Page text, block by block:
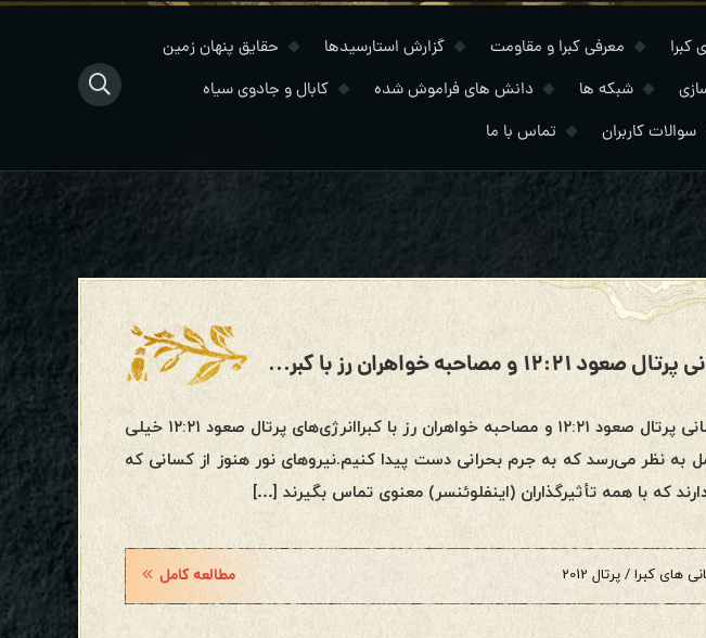
معرفی کبرا و مقاومت گزارش استارسیدها
حقایق پنهان زمین
شبکه ها دانش های فراموش شده
کابال و جادوی سیاه
سوالات کاربران تماس با ما
آخرین بروزرسانی پرتال صعود ۱۲:۲۱ و مصاحبه خواهران رز با کبرا دوشنبه ۴ آگوست ۲۰۲۵
دوشنبه ۴ آگوست ۲۰۲۵آخرین بروزرسانی پرتال صعود ۱۲:۲۱ و مصاحبه خواهران رز با کبراانرژی‌های پرتال صعود ۱۲:۲۱ خیلی
به نظر می‌رسد که به جرم بحرانی دست پیدا کنیم.نیروهای نور هنوز از کسانی که
که با همه تأثیرگذاران (اینفلوئنسر) معنوی تماس بگیرند […]
های کبرا / پرتال 2012 مطالعه کامل